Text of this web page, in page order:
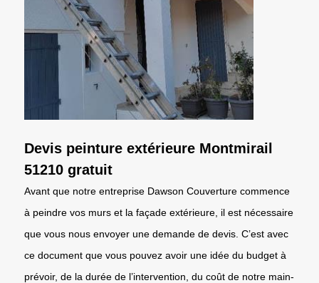
Devis peinture extérieure Montmirail
51210 gratuit
Avant que notre entreprise Dawson Couverture commence
à peindre vos murs et la façade extérieure, il est nécessaire
que vous nous envoyer une demande de devis. C’est avec
ce document que vous pouvez avoir une idée du budget à
prévoir, de la durée de l’intervention, du coût de notre main-